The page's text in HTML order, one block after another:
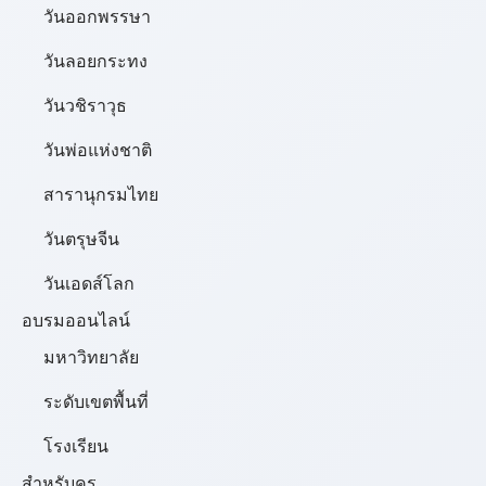
วันออกพรรษา
วันลอยกระทง
วันวชิราวุธ
วันพ่อแห่งชาติ
สารานุกรมไทย
วันตรุษจีน
วันเอดส์โลก
อบรมออนไลน์
มหาวิทยาลัย
ระดับเขตพื้นที่
โรงเรียน